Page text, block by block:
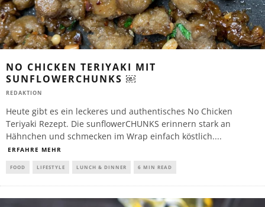
NO CHICKEN TERIYAKI MIT
SUNFLOWERCHUNKS ￼
REDAKTION
Heute gibt es ein leckeres und authentisches No Chicken
Teriyaki Rezept. Die sunflowerCHUNKS erinnern stark an
Hähnchen und schmecken im Wrap einfach köstlich....
ERFAHRE MEHR
FOOD LIFESTYLE LUNCH & DINNER 6 MIN READ